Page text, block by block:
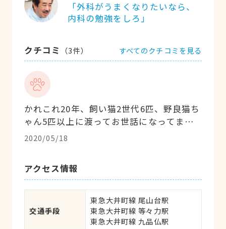
「外科がうまくなりたいなら、
内科の勉強をしろ」
クチコミ （3件） すべてのクチコミを見る
かれこれ20年、飼い猫2世代6匹、野良猫ち
ゃん5匹以上に渡ってお世話になってま
す。院長先生と息子さんと、先生の年代が
幅広いので、院長先生の豊富なご経験も息
ていただけます。家猫は勿論ですが、伝染
診て下さりました。出産から腎不全から超
高齢での腫瘍まで、全部診ていただきまし
た。入院すると先生方のことを大好きにな
2020/05/18
アクセス情報
交通手段
東急大井町線 尾山台駅
東急大井町線 等々力駅
東急大井町線 九品仏駅